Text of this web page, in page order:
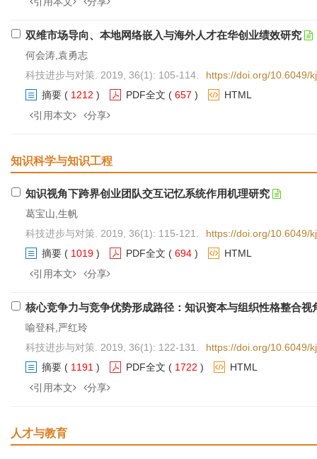
双维市场导向、本地网络嵌入与海外人才在华创业绩效研究
何会涛,袁勇志
科技进步与对策. 2019, 36(1): 105-114.
https://doi.org/10.6049/
摘要 ( 1212 ) PDF全文 ( 657 )
HTML
引用本文
分享
知识科学与知识工程
知识视角下跨界创业团队交互记忆系统作用机理研究
葛宝山,生帆
科技进步与对策. 2019, 36(1): 115-121.
https://doi.org/10.6049/
摘要 ( 1019 ) PDF全文 ( 694 )
HTML
引用本文
分享
核心竞争力与竞争优势形成路径：知识资本与组织性格整合视
喻登科,严红玲
科技进步与对策. 2019, 36(1): 122-131.
https://doi.org/10.6049/
摘要 ( 1191 ) PDF全文 ( 1722 )
HTML
引用本文
分享
人才与教育